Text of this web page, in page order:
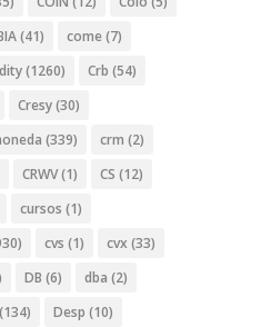
(41) come (7)
(1260) Crb (54)
Cresy(30)
(339) crm (2)
CRWV(1) CS (12)
cursos (1)
cvs (1) cvx (33)
DB (6) dba (2)
(134) Desp (10)